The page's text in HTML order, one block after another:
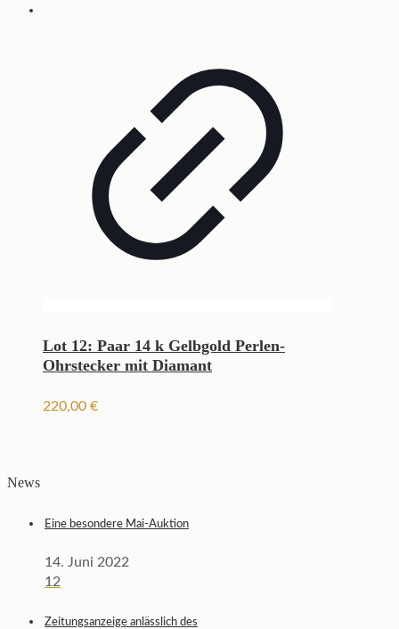
Lot 12: Paar 14 k Gelbgold Perlen-
Ohrstecker mit Diamant
220,00 €
News
Eine besondere Mai-Auktion
14. Juni 2022
12
Zeitungsanzeige anlässlich des